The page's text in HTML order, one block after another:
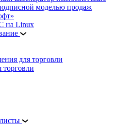
моделью продаж
на Linux
для торговли
торговли